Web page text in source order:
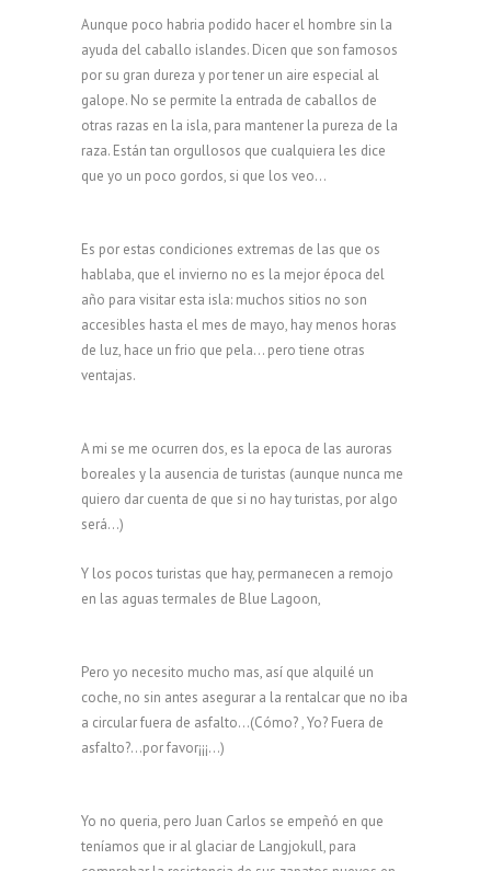
Aunque poco habria podido hacer el hombre sin la
ayuda del caballo islandes. Dicen que son famosos
por su gran dureza y por tener un aire especial al
galope. No se permite la entrada de caballos de
otras razas en la isla, para mantener la pureza de la
raza. Están tan orgullosos que cualquiera les dice
que yo un poco gordos, si que los veo…
Es por estas condiciones extremas de las que os
hablaba, que el invierno no es la mejor época del
año para visitar esta isla: muchos sitios no son
accesibles hasta el mes de mayo, hay menos horas
de luz, hace un frio que pela… pero tiene otras
ventajas.
A mi se me ocurren dos, es la epoca de las auroras
boreales y la ausencia de turistas (aunque nunca me
quiero dar cuenta de que si no hay turistas, por algo
será…)
Y los pocos turistas que hay, permanecen a remojo
en las aguas termales de Blue Lagoon,
Pero yo necesito mucho mas, así que alquilé un
coche, no sin antes asegurar a la rentalcar que no iba
a circular fuera de asfalto…(Cómo? , Yo? Fuera de
asfalto?…por favor¡¡¡…)
Yo no queria, pero Juan Carlos se empeñó en que
teníamos que ir al glaciar de Langjokull, para